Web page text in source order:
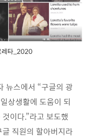
레타_2020
스에서 “구글의 광
상생활에 도움이 되
이다.”라고 보도했
직원의 할아버지라